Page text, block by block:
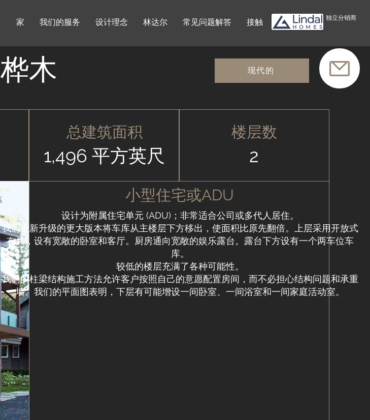
家 我们的服务 设计理念 林达尔 常见问题解答 接触 独立分销商
现代的
桦木
总建筑面积
1,496 平方英尺
楼层数
2
小型住宅或ADU
设计为附属住宅单元 (ADU)；非常适合公司或多代人居住。
我们全新升级的更大版本将车库从主楼层下方移出，使面积比原先翻倍。上层采用开放式
布局，设有宽敞的卧室和客厅。厨房通向宽敞的娱乐露台。露台下方设有一个两车位车
库。
较低的楼层充满了各种可能性。
我们的柱梁结构施工方法允许客户按照自己的意愿配置房间，而不必担心结构问题和承重
墙。 我们的平面图表明，下层有可能增设一间卧室、一间浴室和一间家庭活动室。